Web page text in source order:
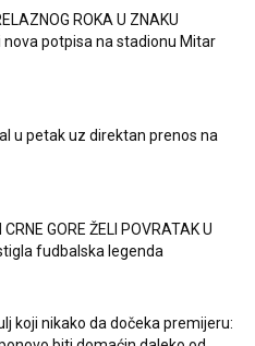
ROKA U ZNAKU
nova potpisa na stadionu Mitar
u petak uz direktan prenos na
GORE ŽELI POVRATAK U
fudbalska legenda
koji nikako da dočeka premijeru: